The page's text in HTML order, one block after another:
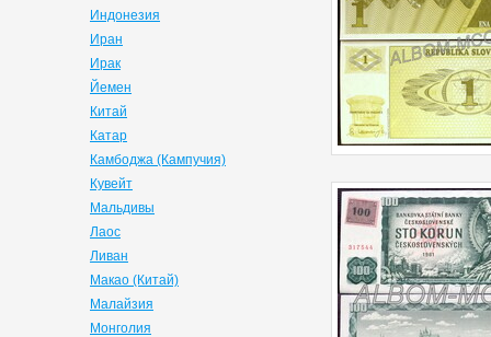
Индонезия
Иран
Ирак
Йемен
Китай
Катар
Камбоджа (Кампучия)
Кувейт
Мальдивы
Лаос
Ливан
Макао (Китай)
Малайзия
Монголия